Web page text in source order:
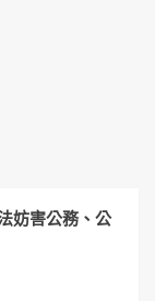
妨害公務、公